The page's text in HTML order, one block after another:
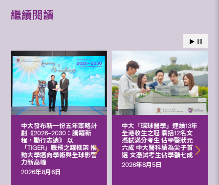
繼續閱讀
中大發布新一份五年策略計
劃《2026‒2030：騰躍新
程，勵行志遠》 以
「TIGER」騰飛之躍框架 推
動大學邁向學術與全球影響
力新高峰
2026年8月6日
中大「環球醫學」連續13年
全港收生之冠 囊括12名文
憑試滿分考生 佔學醫狀元
六成 中大醫科續為尖子首
選 文憑試考生佔學額七成
2026年8月5日